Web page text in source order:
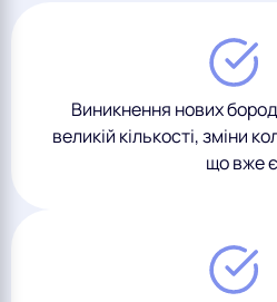
Виникнення нових
великій кількості, зміни
що вже є